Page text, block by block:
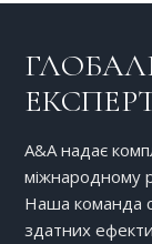
A&A надає
міжнародному
Наша команда
здатних